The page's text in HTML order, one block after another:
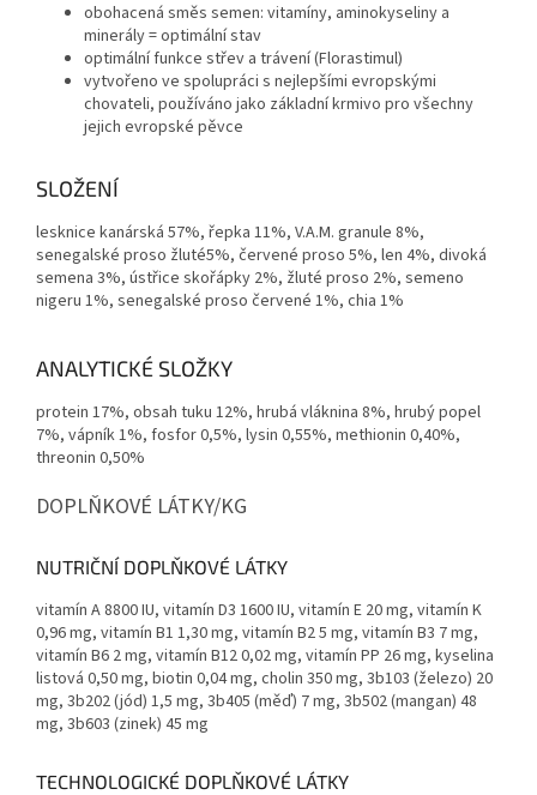
obohacená směs semen: vitamíny, aminokyseliny a
minerály = optimální stav
optimální funkce střev a trávení (Florastimul)
vytvořeno ve spolupráci s nejlepšími evropskými
chovateli, používáno jako základní krmivo pro všechny
jejich evropské pěvce
SLOŽENÍ
lesknice kanárská 57%, řepka 11%, V.A.M. granule 8%,
senegalské proso žluté5%, červené proso 5%, len 4%, divoká
semena 3%, ústřice skořápky 2%, žluté proso 2%, semeno
nigeru 1%, senegalské proso červené 1%, chia 1%
ANALYTICKÉ SLOŽKY
protein 17%, obsah tuku 12%, hrubá vláknina 8%, hrubý popel
7%, vápník 1%, fosfor 0,5%, lysin 0,55%, methionin 0,40%,
threonin 0,50%
DOPLŇKOVÉ LÁTKY/KG
NUTRIČNÍ DOPLŇKOVÉ LÁTKY
vitamín A 8800 IU, vitamín D3 1600 IU, vitamín E 20 mg, vitamín K
0,96 mg, vitamín B1 1,30 mg, vitamín B2 5 mg, vitamín B3 7 mg,
vitamín B6 2 mg, vitamín B12 0,02 mg, vitamín PP 26 mg, kyselina
listová 0,50 mg, biotin 0,04 mg, cholin 350 mg, 3b103 (železo) 20
mg, 3b202 (jód) 1,5 mg, 3b405 (měď) 7 mg, 3b502 (mangan) 48
mg, 3b603 (zinek) 45 mg
TECHNOLOGICKÉ DOPLŇKOVÉ LÁTKY